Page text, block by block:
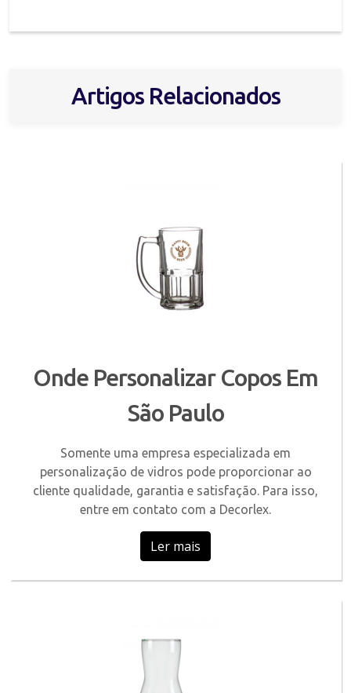
Artigos Relacionados
Onde Personalizar Copos Em
São Paulo
Somente uma empresa especializada em
personalização de vidros pode proporcionar ao
cliente qualidade, garantia e satisfação. Para isso,
entre em contato com a Decorlex.
Ler mais